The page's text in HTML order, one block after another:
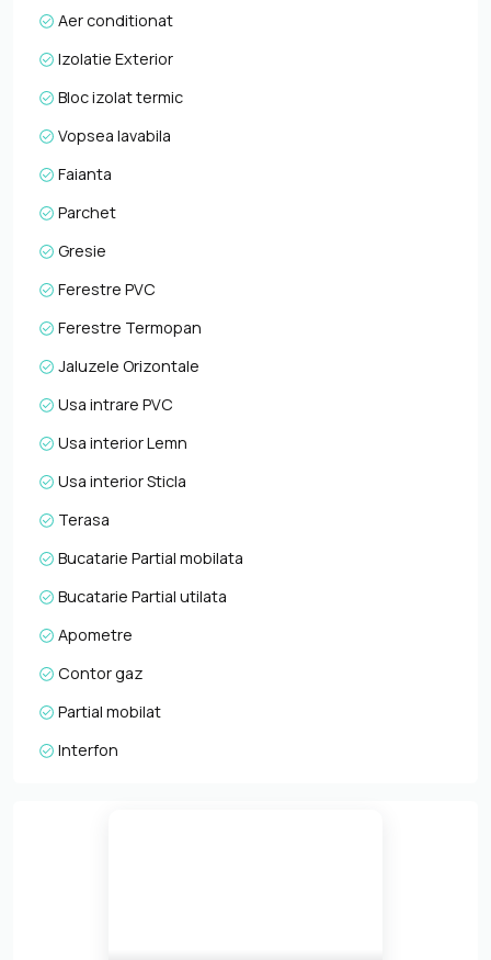
specificul activitatii. Pentru informatii complete,
programarea unei vizionari sau pentru a afla oferta
mail sau la sediul agentiei noastre, pe str. Aviator Badescu,
nr. 19, Cluj-Napoca.
Aer conditionat
Izolatie Exterior
Bloc izolat termic
Vopsea lavabila
Faianta
Parchet
Gresie
Ferestre PVC
Ferestre Termopan
Jaluzele Orizontale
Usa intrare PVC
Usa interior Lemn
Usa interior Sticla
Terasa
Bucatarie Partial mobilata
Bucatarie Partial utilata
Apometre
Contor gaz
Partial mobilat
Interfon